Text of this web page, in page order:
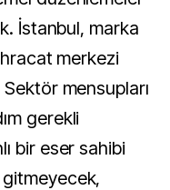
İstanbul, marka
merkezi
mensupları
gerekli
bir eser sahibi
gitmeyecek,